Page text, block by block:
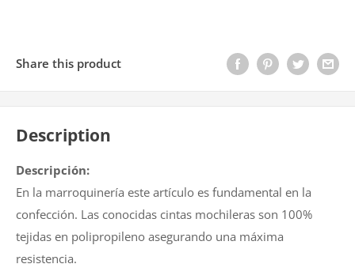
Share this product
Description
Descripción:
En la marroquinería este artículo es fundamental en la
confección. Las conocidas cintas mochileras son 100%
tejidas en polipropileno asegurando una máxima
resistencia.